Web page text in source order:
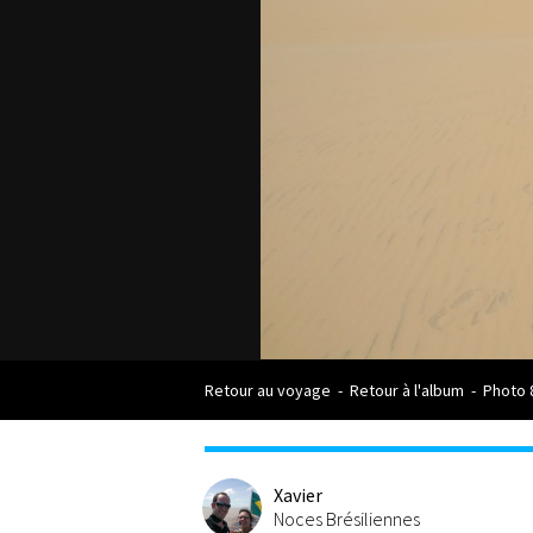
Retour au voyage - Retour à l'album - Photo
Xavier
Noces Brésiliennes